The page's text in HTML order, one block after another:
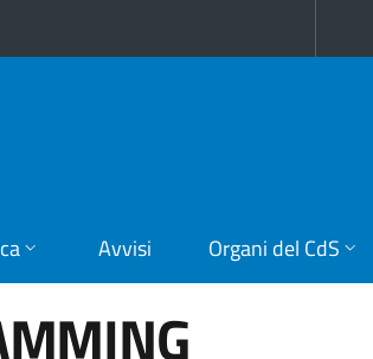
Avvisi Organi del CdS